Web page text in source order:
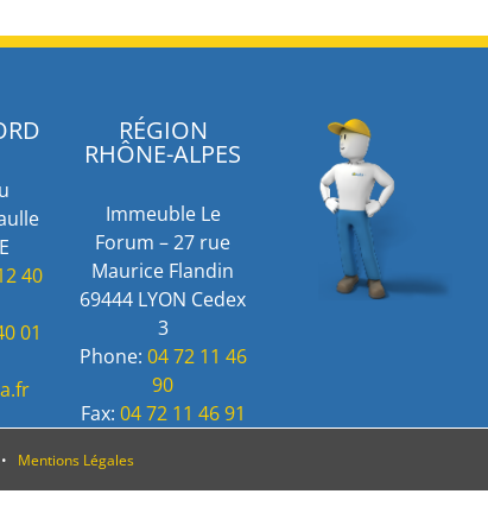
40
01
RÉGION
RHÔNE-ALPES
Immeuble Le
Forum – 27 rue
Maurice Flandin
69444 LYON Cedex
3
Phone: 04 72 11 46
90
Fax: 04 72 11 46 91
Mentions Légales